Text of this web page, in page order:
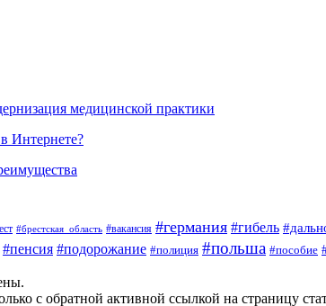
медицинской практики
Интернете?
#брестская_область #вакансия #германия #гибель
#пенсия #подорожание #полиция #польша #пособие
с обратной активной ссылкой на страницу